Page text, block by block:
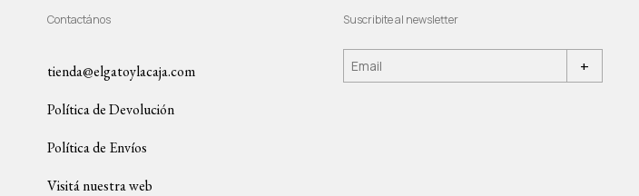
Contactános
tienda@elgatoylacaja.com
Política de Devolución
Política de Envíos
Visitá nuestra web
Suscribite al newsletter
+